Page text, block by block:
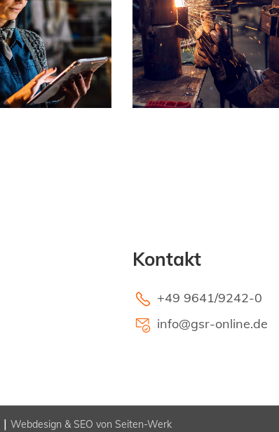
Kontakt
+49 9641/9242-0
info@gsr-online.de
|Webdesign & SEO von Seiten-Werk